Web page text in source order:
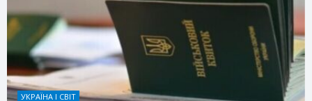
УКРАЇНА І СВІТ